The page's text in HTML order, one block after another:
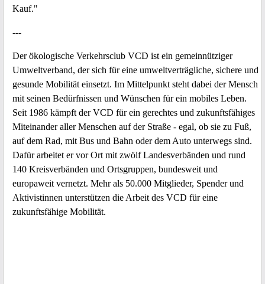
Kauf."
---
Der ökologische Verkehrsclub VCD ist ein gemeinnütziger
Umweltverband, der sich für eine umweltverträgliche, sichere und
gesunde Mobilität einsetzt. Im Mittelpunkt steht dabei der Mensch
mit seinen Bedürfnissen und Wünschen für ein mobiles Leben.
Seit 1986 kämpft der VCD für ein gerechtes und zukunftsfähiges
Miteinander aller Menschen auf der Straße - egal, ob sie zu Fuß,
auf dem Rad, mit Bus und Bahn oder dem Auto unterwegs sind.
Dafür arbeitet er vor Ort mit zwölf Landesverbänden und rund
140 Kreisverbänden und Ortsgruppen, bundesweit und
europaweit vernetzt. Mehr als 50.000 Mitglieder, Spender und
Aktivistinnen unterstützen die Arbeit des VCD für eine
zukunftsfähige Mobilität.